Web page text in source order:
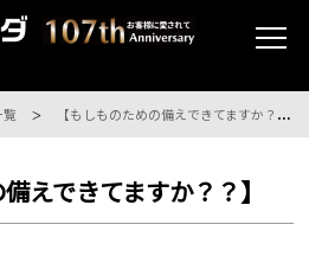
覧 【もしものための備えできてますか？？】
えできてますか？？】